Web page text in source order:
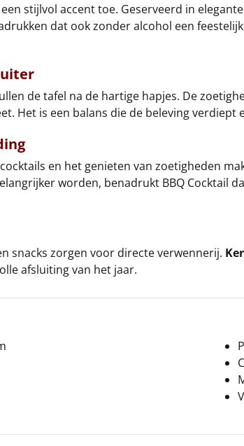
stijlvol accent toe. Geserveerd in
dat ook zonder alcohol een
de tafel na de hartige hapjes. De
Het is een balans die de beleving
en het genieten van zoetigheden
worden, benadrukt BBQ Cocktail
snacks zorgen voor directe verwennerij.
afsluiting van het jaar.